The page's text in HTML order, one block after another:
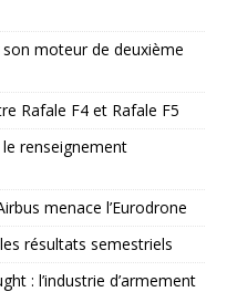
moteur de deuxième
Rafale F4 et Rafale F5
renseignement
menace l’Eurodrone
résultats semestriels
: l’industrie d’armement